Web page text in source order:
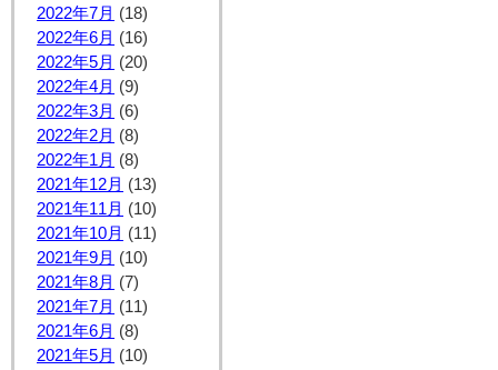
2022年7月 (18)
2022年6月 (16)
2022年5月 (20)
2022年4月 (9)
2022年3月 (6)
2022年2月 (8)
2022年1月 (8)
2021年12月 (13)
2021年11月 (10)
2021年10月 (11)
2021年9月 (10)
2021年8月 (7)
2021年7月 (11)
2021年6月 (8)
2021年5月 (10)